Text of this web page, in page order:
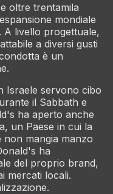
oltre trentamila
mondiale
A livello progettuale,
a diversi gusti
è un
Israele servono cibo
il Sabbath e
ha aperto anche
un Paese in cui la
mangia manzo
ha
del proprio brand,
mercati locali.